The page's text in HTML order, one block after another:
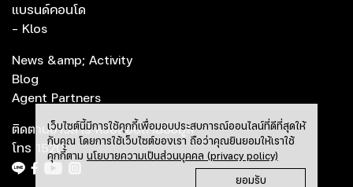
แบรนด์คอนโด
- Klos
News &amp; Activity
Blog
Agent Partners
ติดตามข่าวสาร หรือสอบถามข้อมูล
โทร
1520
เว็บไซต์นี้มีการใช้คุกกี้เพื่อมอบประสบการณ์ออนไลน์ที่ดีที่สุดให้
กับคุณ โดยการใช้เว็บไซต์ของเรา ถือว่าคุณยินยอมให้เราใช้
คุกกี้ตาม นโยบายความเป็นส่วนบุคคล (privacy policy)
ยอมรับ